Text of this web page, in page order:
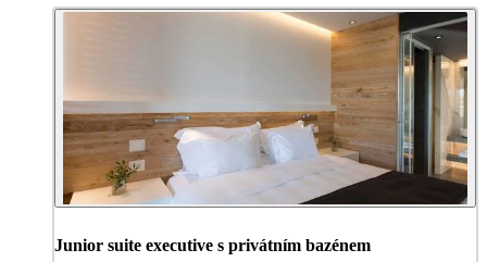
Junior suite executive s privátním bazénem